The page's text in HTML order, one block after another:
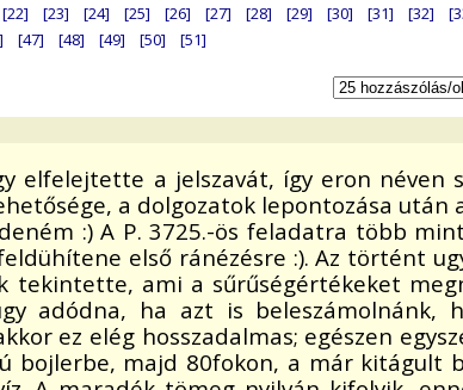
[22] [23] [24] [25] [26] [27] [28] [29] [30] [31] [32]
[47] [48] [49] [50] [51]
elfelejtette a jelszavát, így eron néven
a dolgozatok lepontozása
:) A P. 3725.-ös feladatra több
első ránézésre :). Az történt
ami a sűrűségértékeket
ha azt is beleszámolnánk,
ez elég hosszadalmas; egészen
majd 80fokon, a már kitágult